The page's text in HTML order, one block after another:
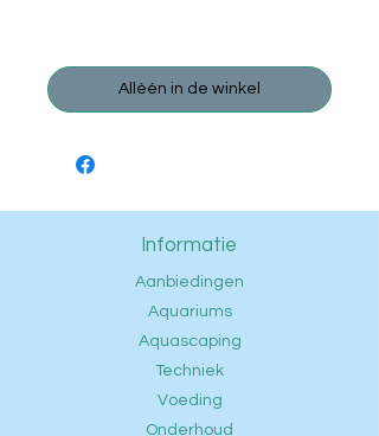
Alléén in de winkel
Informatie
Aanbiedingen
Aquariums
Aquascaping
Techniek
Voeding
Onderhoud